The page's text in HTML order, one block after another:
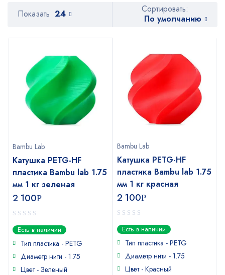
Сортировать:
По умолчанию
Показать 24
Bambu Lab
Катушка PETG-HF
пластика Bambu lab 1.75
мм 1 кг зеленая
2 100Р
0
out
of
Есть в наличии
Тип пластика - PETG
Диаметр нити - 1.75
Цвет - Зеленый
Bambu Lab
Катушка PETG-HF
пластика Bambu lab 1.75
мм 1 кг красная
2 100Р
0
out
of
Есть в наличии
Тип пластика - PETG
Диаметр нити - 1.75
Цвет - Красный